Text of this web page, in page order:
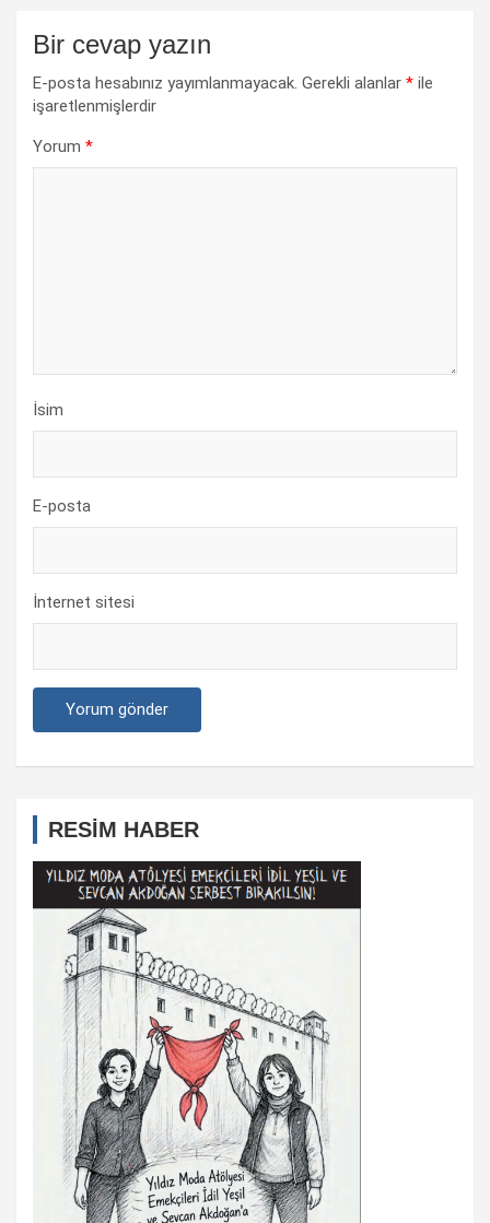
Bir cevap yazın
E-posta hesabınız yayımlanmayacak. Gerekli alanlar * ile
işaretlenmişlerdir
Yorum *
İsim
E-posta
İnternet sitesi
RESİM HABER